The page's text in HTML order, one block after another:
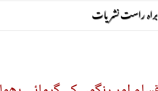
براہ راست نشریات